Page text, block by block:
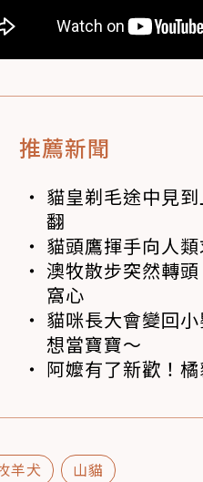
推薦新聞
貓皇剃毛途中見
翻
貓頭鷹揮手向人
澳牧散步突然轉
窩心
貓咪長大會變回
想當寶寶～
阿嬤有了新歡！
羊犬 山貓